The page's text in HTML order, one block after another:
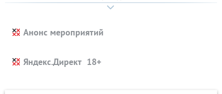
Анонс мероприятий
Яндекс.Директ